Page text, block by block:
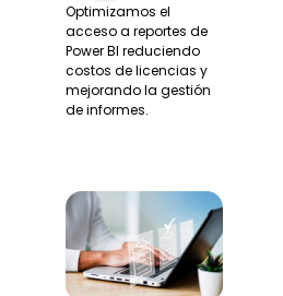
Optimizamos el
acceso a reportes de
Power BI reduciendo
costos de licencias y
mejorando la gestión
de informes.